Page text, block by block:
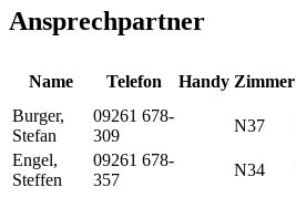
Ansprechpartner
Name Telefon Handy Zimmer
Burger,
Stefan
09261 678-
309
N37
Engel,
Steffen
09261 678-
357
N34